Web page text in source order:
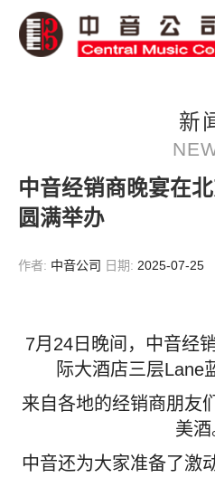
新
中音经销商晚宴在
圆满举办
作者: 中音公司 日期: 2025-07-25
7月24日晚间，中音经
际大酒店三层Lane
来自各地的经销商朋友
美酒
中音还为大家准备了激